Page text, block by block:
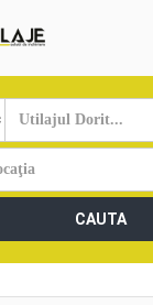
CAUTA